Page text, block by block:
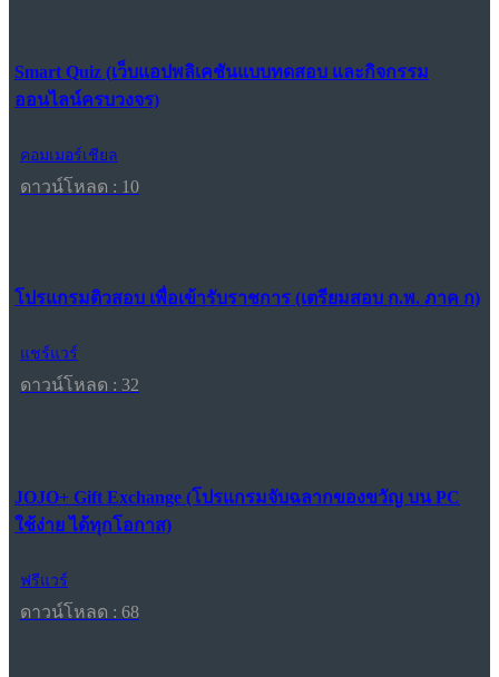
Smart Quiz (เว็บแอปพลิเคชันแบบทดสอบ และกิจกรรม
ออนไลน์ครบวงจร)
คอมเมอร์เชียล
ดาวน์โหลด : 10
โปรแกรมติวสอบ เพื่อเข้ารับราชการ (เตรียมสอบ ก.พ. ภาค ก)
แชร์แวร์
ดาวน์โหลด : 32
JOJO+ Gift Exchange (โปรแกรมจับฉลากของขวัญ บน PC
ใช้ง่าย ได้ทุกโอกาส)
ฟรีแวร์
ดาวน์โหลด : 68